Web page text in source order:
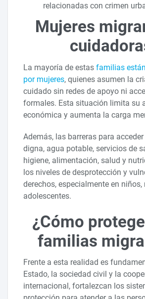
relacionadas con crimen
Mujeres
La mayoría de estasfamilias
por mujeres, quienes asumen la
cuidado sin redes de apoyo ni
formales. Esta situación limita su
económica y aumenta la carga
Además, las barreras para
digna, agua potable, servicios de
higiene, alimentación, salud y
los niveles de desprotección y
derechos, especialmente en niños,
adolescentes.
¿Cómo
familias
Frente a esta realidad es
Estado, la sociedad civil y la
internacional, fortalezcan los